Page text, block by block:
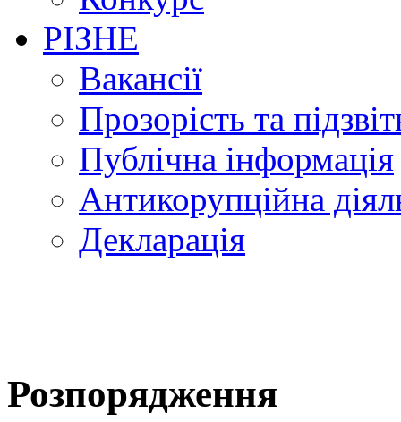
РІЗНЕ
Вакансії
Прозорість та
Публічна інформація
Антикорупційна
Декларація
Розпорядження